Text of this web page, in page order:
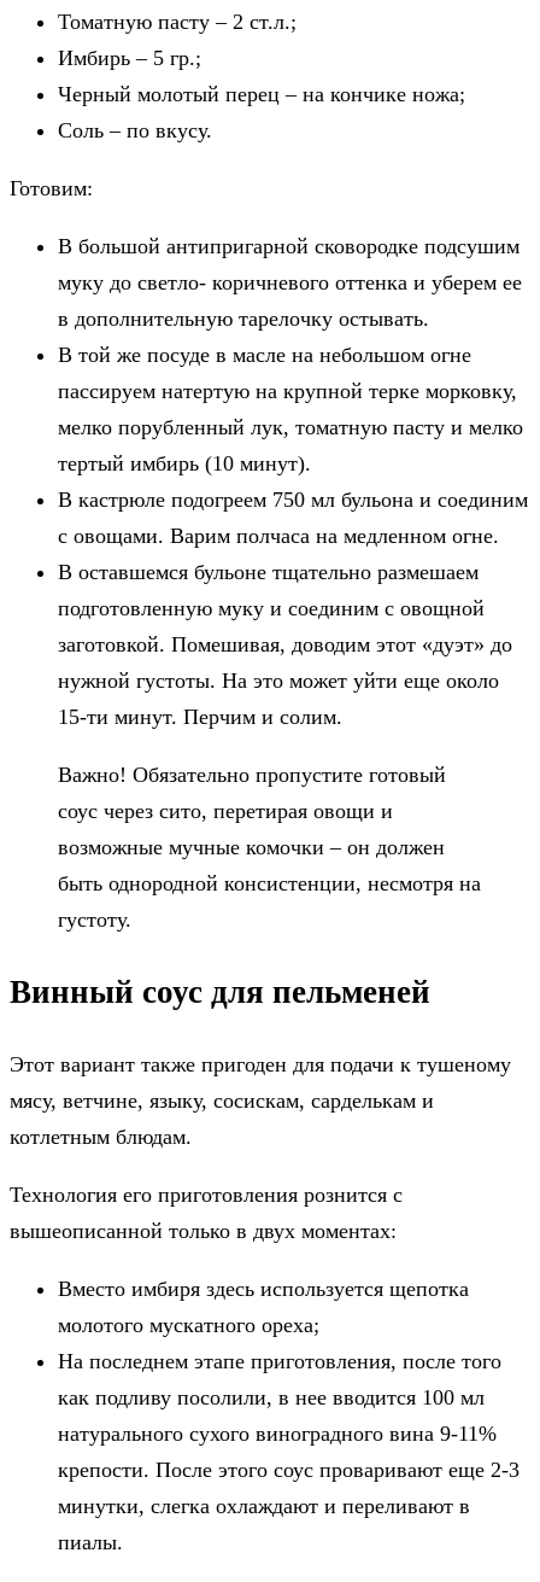
Томатную пасту – 2 ст.л.;
Имбирь – 5 гр.;
Черный молотый перец – на кончике ножа;
Соль – по вкусу.
Готовим:
В большой антипригарной сковородке подсушим
муку до светло- коричневого оттенка и уберем ее
в дополнительную тарелочку остывать.
В той же посуде в масле на небольшом огне
пассируем натертую на крупной терке морковку,
мелко порубленный лук, томатную пасту и мелко
тертый имбирь (10 минут).
В кастрюле подогреем 750 мл бульона и соединим
с овощами. Варим полчаса на медленном огне.
В оставшемся бульоне тщательно размешаем
подготовленную муку и соединим с овощной
заготовкой. Помешивая, доводим этот «дуэт» до
нужной густоты. На это может уйти еще около
15-ти минут. Перчим и солим.
Важно! Обязательно пропустите готовый
соус через сито, перетирая овощи и
возможные мучные комочки – он должен
быть однородной консистенции, несмотря на
густоту.
Винный соус для пельменей
Этот вариант также пригоден для подачи к тушеному
мясу, ветчине, языку, сосискам, сарделькам и
котлетным блюдам.
Технология его приготовления рознится с
вышеописанной только в двух моментах:
Вместо имбиря здесь используется щепотка
молотого мускатного ореха;
На последнем этапе приготовления, после того
как подливу посолили, в нее вводится 100 мл
натурального сухого виноградного вина 9-11%
крепости. После этого соус проваривают еще 2-3
минутки, слегка охлаждают и переливают в
пиалы.